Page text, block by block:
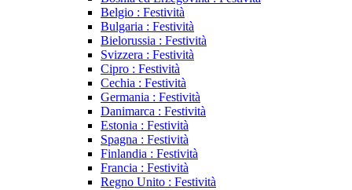
Belgio : Festività
Bulgaria : Festività
Bielorussia : Festività
Svizzera : Festività
Cipro : Festività
Cechia : Festività
Germania : Festività
Danimarca : Festività
Estonia : Festività
Spagna : Festività
Finlandia : Festività
Francia : Festività
Regno Unito : Festività